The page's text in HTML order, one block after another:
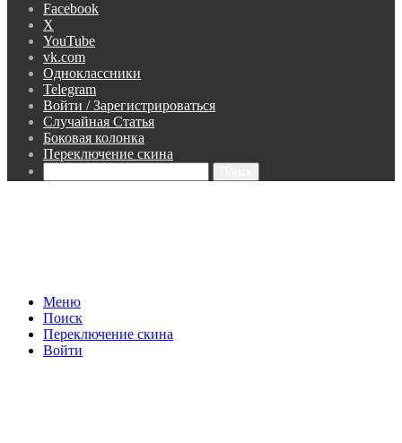
Facebook
X
YouTube
vk.com
Одноклассники
Telegram
Войти / Зарегистрироваться
Случайная Статья
Боковая колонка
Переключение скина
Меню
Поиск
Переключение скина
Войти